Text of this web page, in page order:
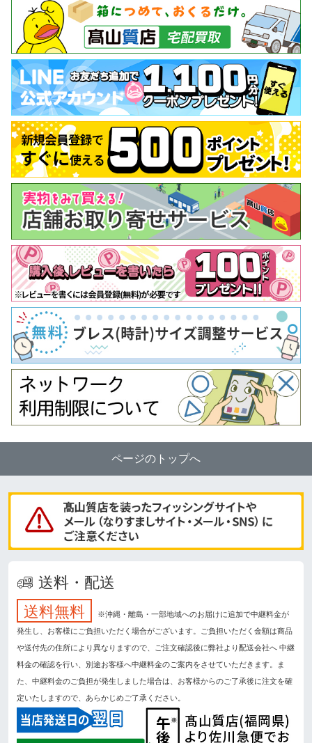
ページのトップへ
送料・配送
送料無料
※沖縄・離島・一部地域へのお届けに追加で中継料金が
発生し、お客様にご負担いただく場合がございます。ご負担いただく金額は商品
や送付先の住所により異なりますので、ご注文確認後に弊社より配送会社へ 中継
料金の確認を行い、別途お客様へ中継料金のご案内をさせていただきます。ま
た、中継料金のご負担が発生しました場合は、お客様からのご了承後に注文を確
定いたしますので、あらかじめご了承ください。